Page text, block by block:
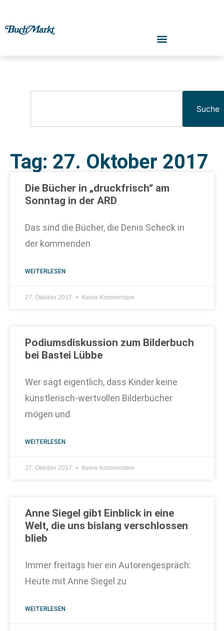
Suche
Tag: 27. Oktober 2017
Die Bücher in „druckfrisch“ am
Sonntag in der ARD
Das sind die Bücher, die Denis Scheck in
der kommenden
WEITERLESEN
27. Oktober 2017 Keine Kommentare
Podiumsdiskussion zum Bilderbuch
bei Bastei Lübbe
Wer sagt eigentlich, dass Kinder keine
künstlerisch-wertvollen Bilderbücher
mögen und
WEITERLESEN
27. Oktober 2017 Keine Kommentare
Anne Siegel gibt Einblick in eine
Welt, die uns bislang verschlossen
blieb
Immer freitags hier ein Autorengespräch:
Heute mit Anne Siegel zu
WEITERLESEN